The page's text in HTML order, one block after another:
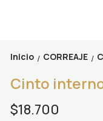
Inicio / CORREAJE /
Cinto
$18.700